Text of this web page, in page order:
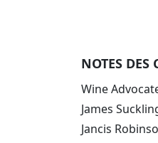
NOTES DES
Wine
James
Jancis